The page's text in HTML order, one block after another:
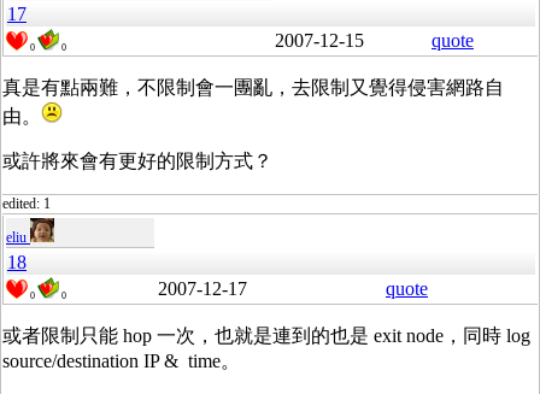
17
0 0 2007-12-15 quote
真是有點兩難，不限制會一團亂，去限制又覺得侵害網路自
由。
或許將來會有更好的限制方式？
edited: 1
eliu
18
0 0 2007-12-17 quote
或者限制只能 hop 一次，也就是連到的也是 exit node，同時 log
source/destination IP & time。